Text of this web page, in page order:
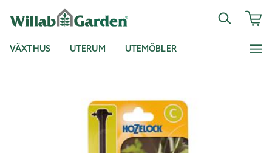
VÄXTHUS UTERUM UTEMÖBLER